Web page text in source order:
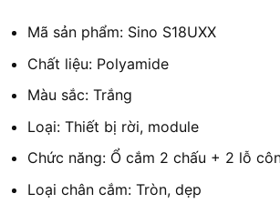
Mã sản phẩm: Sino S18UXX
Chất liệu: Polyamide
Màu sắc: Trắng
Loại: Thiết bị rời, module
Chức năng: Ổ cắm 2 chấu + 2 lỗ
Loại chân cắm: Tròn, dẹp